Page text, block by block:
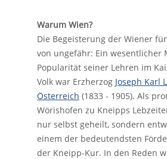
Warum Wien?
Die Begeisterung der Wiener
von ungefähr: Ein wesentlicher
Popularität seiner Lehren im
Volk war Erzherzog Joseph Karl
Österreich (1833 - 1905). Als
Wörishofen zu Kneipps
nur selbst geheilt, sondern
einem der bedeutendsten
der Kneipp-Kur. In den Reden